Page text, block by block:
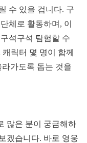
수 있을 겁니다. 구
체로 활동하며, 이
석구석 탐험할 수
릭터 몇 명이 함께
가도록 돕는 것을
많은 분이 궁금해하
겠습니다. 바로 영웅